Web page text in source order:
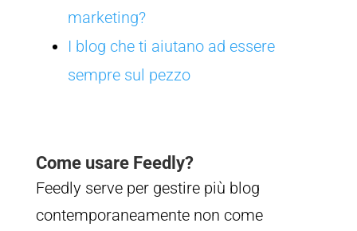
marketing?
I blog che ti aiutano ad essere
sempre sul pezzo
Come usare Feedly?
Feedly serve per gestire più blog
contemporaneamente non come